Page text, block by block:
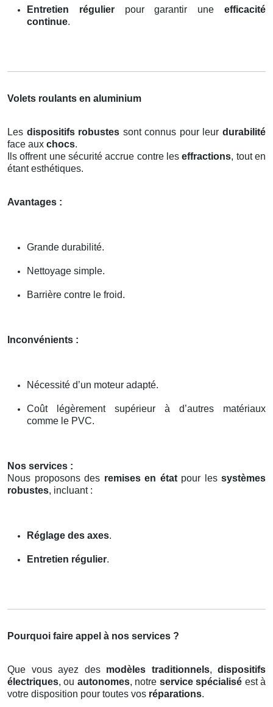
Entretien régulierpour garantir uneefficacité
continue.
Volets roulants en aluminium
Les dispositifs robustes sont connus pour leurdurabilité
face aux chocs.
Ils offrent une sécurité accrue contre leseffractions, tout en
étant esthétiques.
Avantages :
Grande durabilité.
Nettoyage simple.
Barrière contre le froid.
Inconvénients :
Nécessité d’un moteur adapté.
Coût légèrement supérieur à d’autres matériaux
comme le PVC.
Nos services :
Nous proposons des remises en étatpour les systèmes
robustes, incluant :
Réglage des axes.
Entretien régulier.
Pourquoi faire appel à nos services ?
Que vous ayez des modèles traditionnels, dispositifs
électriques, ou autonomes, notre service spécialisé est à
votre disposition pour toutes vos réparations.